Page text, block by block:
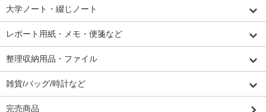
大学ノート・綴じノート
レポート用紙・メモ・便箋など
整理収納用品・ファイル
雑貨/バッグ/時計など
完売商品